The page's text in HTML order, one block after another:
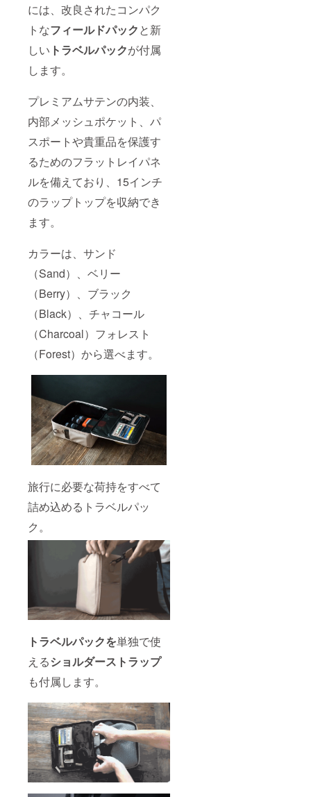
には、改良されたコンパク
トなフィールドパックと新
しい トラベルパックが付属
します。
プレミアムサテンの内装、
内部メッシュポケット、パ
スポートや貴重品を保護す
るためのフラットレイパネ
ルを備えており、15インチ
のラップトップを収納でき
ます。
カラーは、サンド
（Sand）、ベリー
（Berry）、ブラック
（Black）、チャコール
（Charcoal）フォレスト
（Forest）から選べます。
旅行に必要な荷持をすべて
詰め込めるトラベルパッ
ク。
トラベルパックを単独で使
えるショルダーストラップ
も付属します。